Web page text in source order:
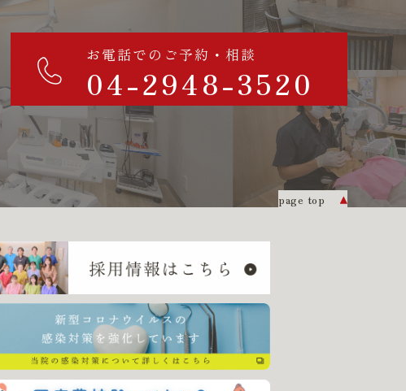
お電話でのご予約・相談
04-2948-3520
page top